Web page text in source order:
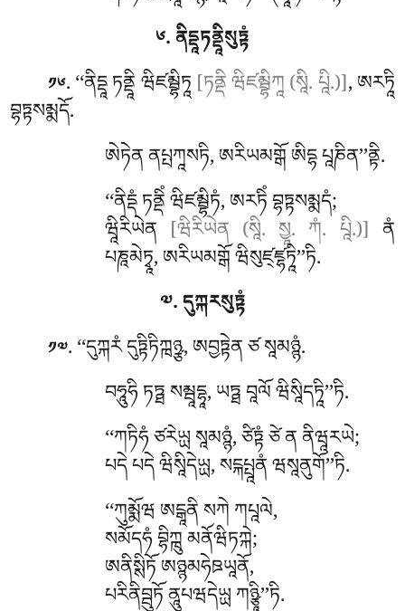
༦. ནིདྡཱཏནྡཱིསུཏྟཾ
༡༦. ‘‘ནིདྡཱཏནྡཱི ཝིཛམྦྷིཏཱ[ཏནྡི ཝིཛམྦྷིཀཱ (སཱི. པཱི.)], ཨརཏཱི
བྷཏྟསམྨདོ.
ཨེཏེན ནཔྤཀཱསཏི, ཨརིཡམགྒོ ཨིདྷ པཱཎིན’’ནྟི.
‘‘ནིདྡཾ ཏནྡིཾ ཝིཛམྦྷིཏཾ, ཨརཏིཾ བྷཏྟསམྨདཾ;
ཝཱིརིཡེན[ཝིརིཡེན (སཱི. སྱཱ. ཀཾ. པཱི.)] ནཾ
པཎཱམེཏྭཱ, ཨརིཡམགྒོ ཝིསུཛ྄ཛྷཏཱི’’ཏི.
༧. དུཀྐརསུཏྟཾ
༡༧. ‘‘དུཀྐརཾདུཏྟིཏིཀྑཉྩ, ཨབྱཏྟེན ཙ སཱམཉྙཾ.
བཧཱུཧི ཏཏྠ སམྦཱདྷཱ, ཡཏྠ བཱལོ ཝིསཱིདཏཱི’’ཏི.
‘‘ཀཏིཧཾ ཙརེཡྻ སཱམཉྙཾ, ཙིཏྟཾ ཙེ ན ནིཝཱརཡེ;
པདེ པདེ ཝིསཱིདེཡྻ, སངྐཔྤཱནཾ ཝསཱནུགོ’’ཏི.
‘‘ཀུམྨོཝ ཨངྒཱནི སཀེ ཀཔཱལེ,
སམོདཧཾ བྷིཀྑུ མནོཝིཏཀྐེ;
ཨནིསྶིཏོ ཨཉྙམཧེཋཡཱནོ,
པརིནིབྦུཏོ ནཱུཔཝདེཡྻ ཀཉྩཱི’’ཏི.